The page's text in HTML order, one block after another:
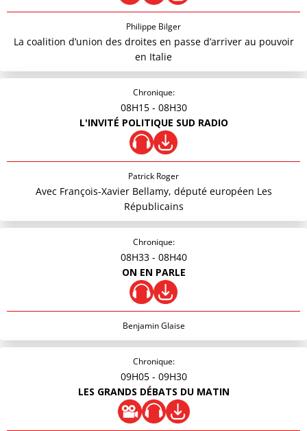
Philippe Bilger
La coalition d’union des droites en passe d’arriver au pouvoir
en Italie
Chronique:
08H15 - 08H30
L'INVITÉ POLITIQUE SUD RADIO
Patrick Roger
Avec François-Xavier Bellamy, député européen Les
Républicains
Chronique:
08H33 - 08H40
ON EN PARLE
Benjamin Glaise
Chronique:
09H05 - 09H30
LES GRANDS DÉBATS DU MATIN